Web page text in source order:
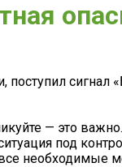
сигнал
— это
под
необходимые